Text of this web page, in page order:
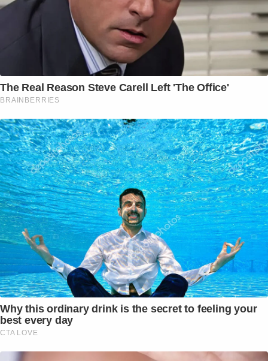
The Real Reason Steve Carell Left 'The Office'
BRAINBERRIES
Why this ordinary drink is the secret to feeling your
best every day
CTA LOVE